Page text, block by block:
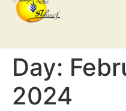
Day:
2024